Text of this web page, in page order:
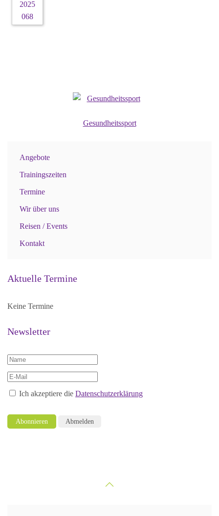
Gesundheitssport
Angebote
Trainingszeiten
Termine
Wir über uns
Reisen / Events
Kontakt
Aktuelle Termine
Keine Termine
Newsletter
Ich akzeptiere die Datenschutzerklärung
Abonnieren Abmelden